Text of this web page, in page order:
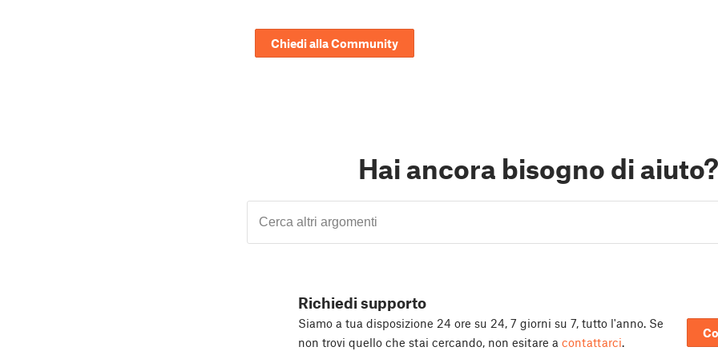
Chiedi alla Community
Hai ancora bisogno di aiuto?
Richiedi supporto
Siamo a tua disposizione 24 ore su 24, 7 giorni su 7, tutto l'anno. Se
non trovi quello che stai cercando, non esitare a contattarci.